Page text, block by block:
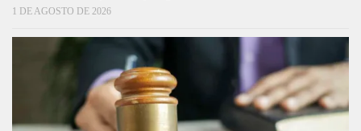
1 DE AGOSTO DE 2026